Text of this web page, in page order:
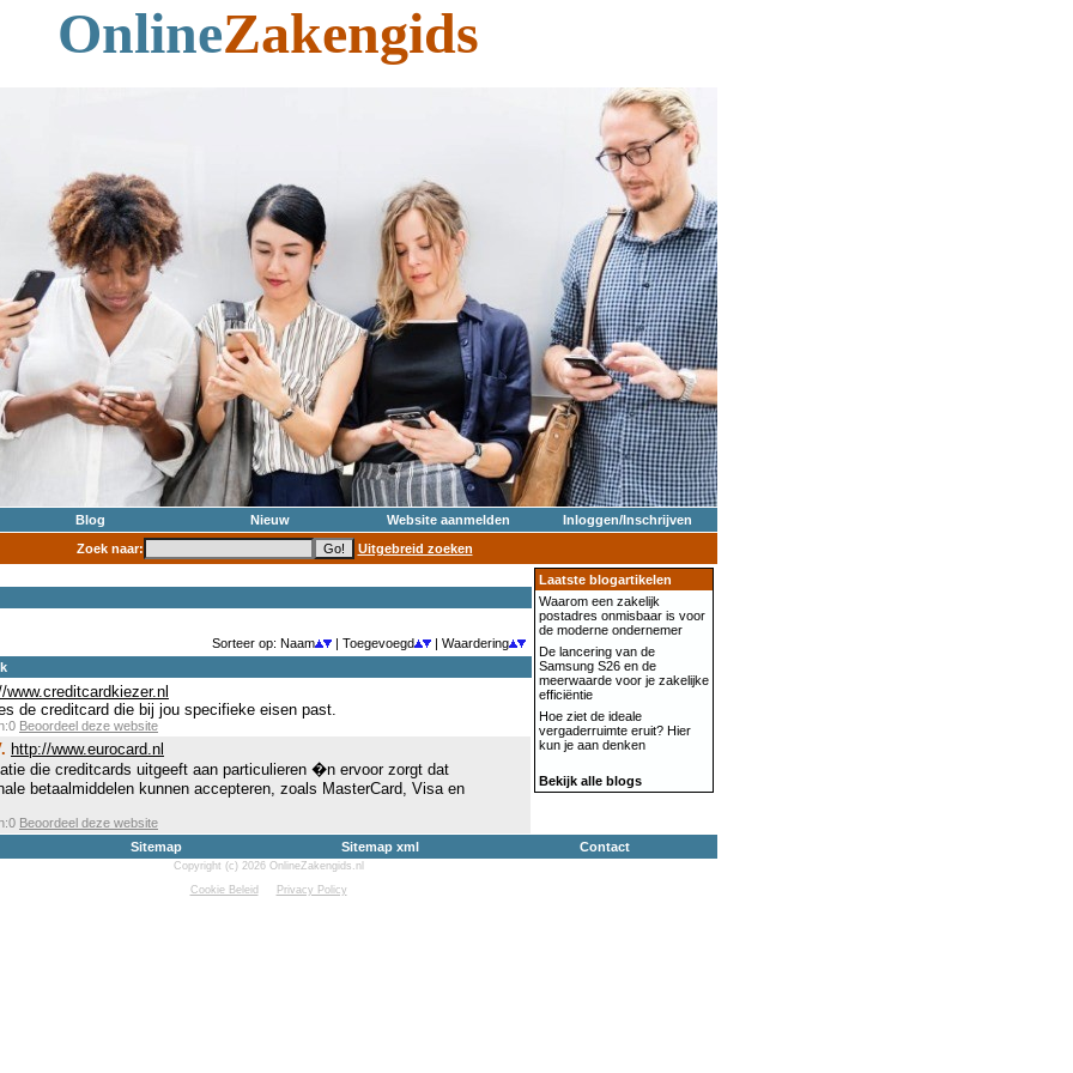
OnlineZakengids
Blog Nieuw Website aanmelden
Inloggen/Inschrijven
Zoek naar:
Uitgebreid zoeken
Sorteer op: Naam | Toegevoegd
| Waardering
www.creditcardkiezer.nl
de creditcard die bij jou specifieke eisen past.
Beoordeel deze website
http://www.eurocard.nl
die creditcards uitgeeft aan particulieren �n ervoor zorgt dat
betaalmiddelen kunnen accepteren, zoals MasterCard, Visa en
Beoordeel deze website
Laatste blogartikelen
Waarom een zakelijk
postadres onmisbaar is voor
de moderne ondernemer
De lancering van de
Samsung S26 en de
meerwaarde voor je zakelijke
efficiëntie
Hoe ziet de ideale
vergaderruimte eruit? Hier
kun je aan denken
Bekijk alle blogs
Sitemap Sitemap xml Contact
Copyright (c) 2026 OnlineZakengids.nl
Cookie Beleid
Privacy Policy